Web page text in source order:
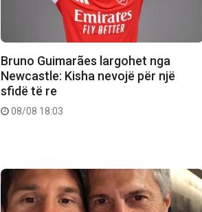
Bruno Guimarães largohet nga
Newcastle: Kisha nevojë për një
sfidë të re
08/08 18:03